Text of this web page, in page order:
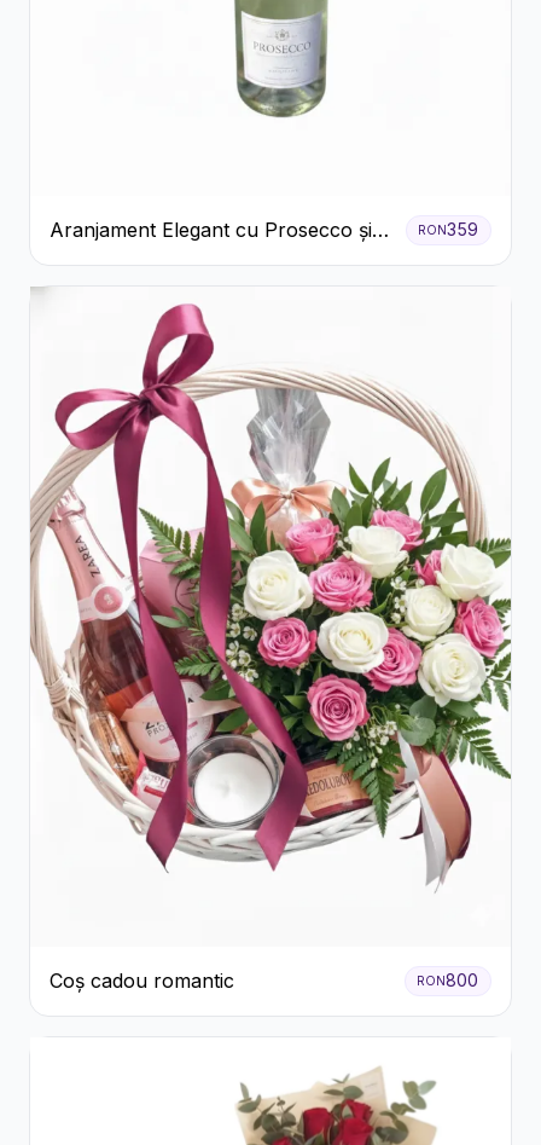
Aranjament Elegant cu Prosecco și
Flori Galbene.
RON359
Coș cadou romantic RON800